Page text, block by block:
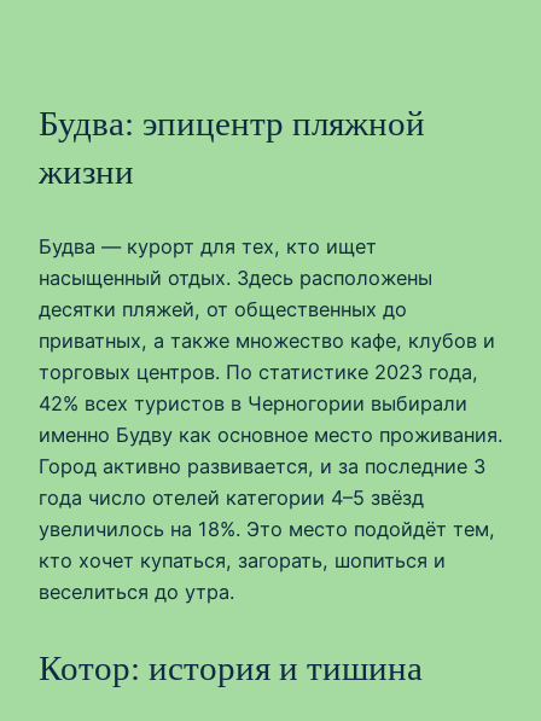
Будва: эпицентр пляжной
жизни
Будва — курорт для тех, кто ищет
насыщенный отдых. Здесь расположены
десятки пляжей, от общественных до
приватных, а также множество кафе, клубов и
торговых центров. По статистике 2023 года,
42% всех туристов в Черногории выбирали
именно Будву как основное место проживания.
Город активно развивается, и за последние 3
года число отелей категории 4–5 звёзд
увеличилось на 18%. Это место подойдёт тем,
кто хочет купаться, загорать, шопиться и
веселиться до утра.
Котор: история и тишина